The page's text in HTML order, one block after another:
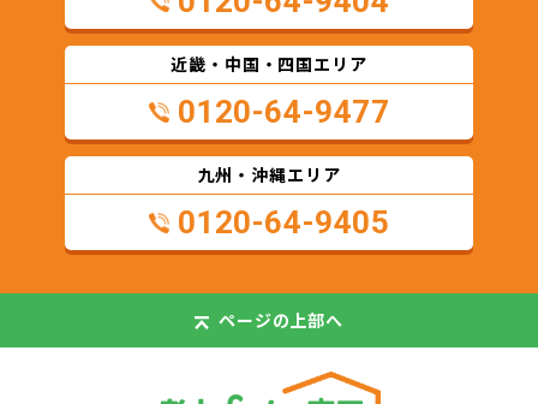
近畿・中国・四国エリア
0120-64-9477
九州・沖縄エリア
0120-64-9405
ページの上部へ